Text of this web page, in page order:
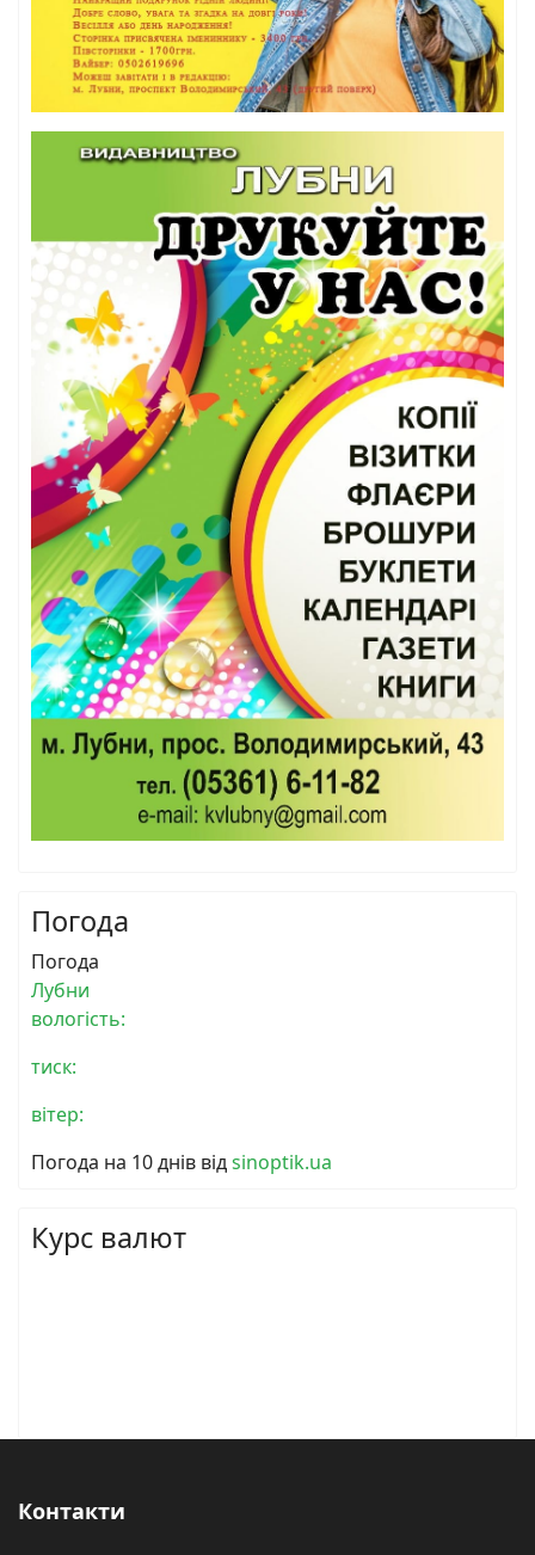
Погода
Погода
Лубни
вологість:
тиск:
вітер:
Погода на 10 днів відsinoptik.ua
Курс валют
Контакти